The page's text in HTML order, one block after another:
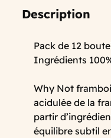
Description
Pack de 12
Ingrédients
Why Not
acidulée de la
partir
équilibre subtil